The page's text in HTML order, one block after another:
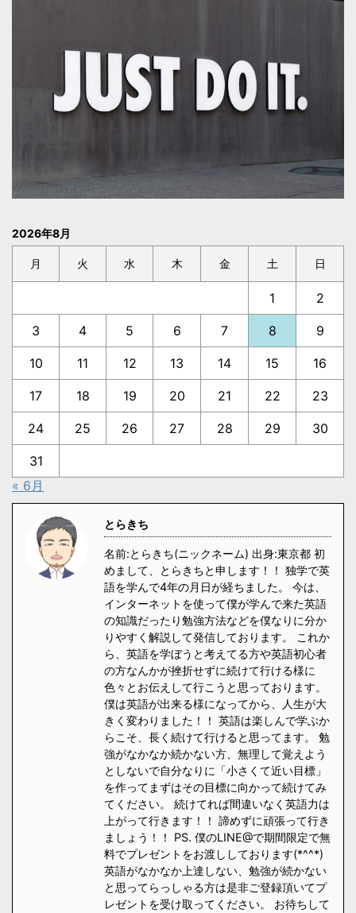
2026年8月
月 火 水 木 金 土 日
1 2
3 4 5 6 7 8 9
10 11 12 13 14 15 16
17 18 19 20 21 22 23
24 25 26 27 28 29 30
31
« 6月
とらきち
名前:とらきち(ニックネーム) 出身:東京都 初
めまして、とらきちと申します！！ 独学で英
語を学んで4年の月日が経ちました。 今は、
インターネットを使って僕が学んで来た英語
の知識だったり勉強方法などを僕なりに分か
りやすく解説して発信しております。 これか
ら、英語を学ぼうと考えてる方や英語初心者
の方なんかが挫折せずに続けて行ける様に
色々とお伝えして行こうと思っております。
僕は英語が出来る様になってから、人生が大
きく変わりました！！ 英語は楽しんで学ぶか
らこそ、長く続けて行けると思ってます。 勉
強がなかなか続かない方、無理して覚えよう
としないで自分なりに「小さくて近い目標」
を作ってまずはその目標に向かって続けてみ
てください。 続けてれば間違いなく英語力は
上がって行きます！！ 諦めずに頑張って行き
ましょう！！ PS. 僕のLINE@で期間限定で無
料でプレゼントをお渡ししております(*^^*)
英語がなかなか上達しない、勉強が続かない
と思ってらっしゃる方は是非ご登録頂いてプ
レゼントを受け取ってください。 お待ちして